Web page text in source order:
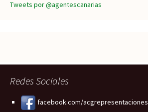
Tweets por @agentescanarias
Redes Sociales
facebook.com/acgrepresentaciones